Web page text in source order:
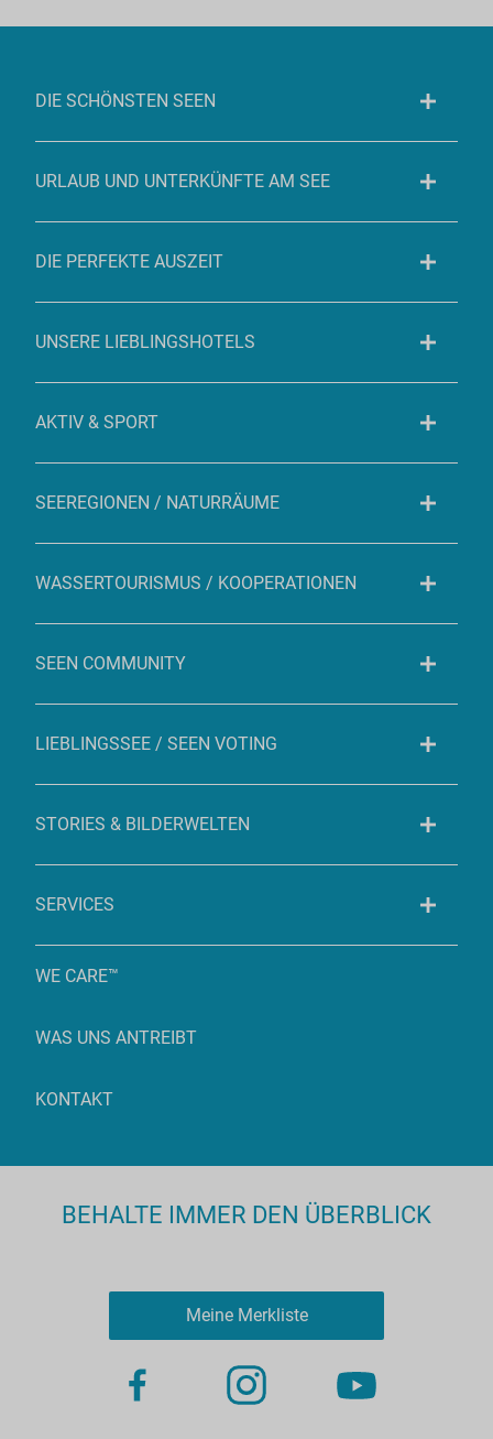
DIE SCHÖNSTEN SEEN
URLAUB UND UNTERKÜNFTE AM SEE
DIE PERFEKTE AUSZEIT
UNSERE LIEBLINGSHOTELS
AKTIV & SPORT
SEEREGIONEN / NATURRÄUME
WASSERTOURISMUS / KOOPERATIONEN
SEEN COMMUNITY
LIEBLINGSSEE / SEEN VOTING
STORIES & BILDERWELTEN
SERVICES
WE CARE™
WAS UNS ANTREIBT
KONTAKT
BEHALTE IMMER DEN ÜBERBLICK
Meine Merkliste